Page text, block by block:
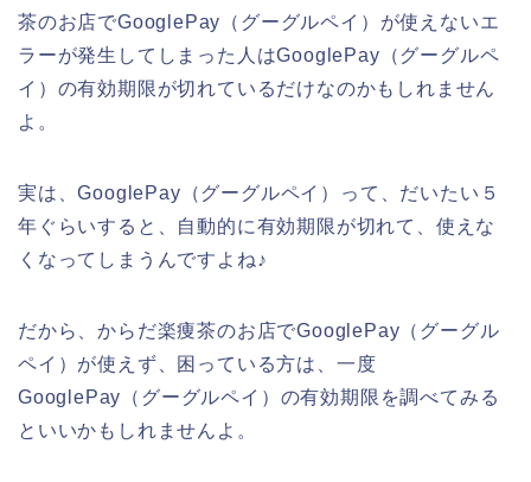
茶のお店でGooglePay（グーグルペイ）が使えないエ
ラーが発生してしまった人はGooglePay（グーグルペ
イ）の有効期限が切れているだけなのかもしれません
よ。
実は、GooglePay（グーグルペイ）って、だいたい５
年ぐらいすると、自動的に有効期限が切れて、使えな
くなってしまうんですよね♪
だから、からだ楽痩茶のお店でGooglePay（グーグル
ペイ）が使えず、困っている方は、一度
GooglePay（グーグルペイ）の有効期限を調べてみる
といいかもしれませんよ。